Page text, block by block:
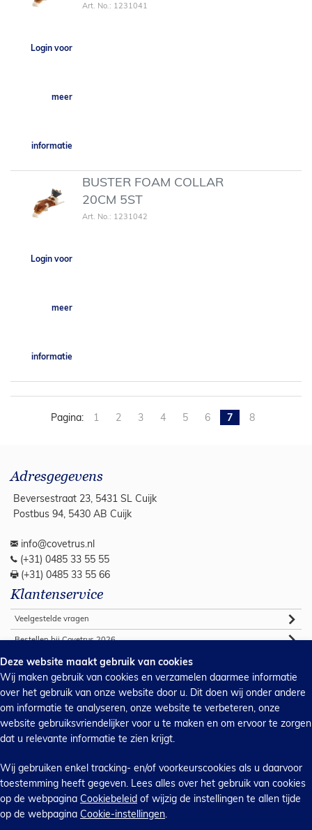
Art. No.: 1231041
Login voor
meer
informatie
BUSTER FOAM COLLAR
20CM 5ST
Art. No.: 1231042
Login voor
meer
informatie
Pagina: 1 2 3 4 5 6 7 8
Adresgegevens
Beversestraat 23, 5431 SL Cuijk
Postbus 94, 5430 AB Cuijk
info@covetrus.nl
(+31) 0485 33 55 55
(+31) 0485 33 55 66
Klantenservice
Veelgestelde vragen
Bestellen bij Covetrus 2026
Algemene verkoop voorwaarden
Commerciële voorwaarden 2026
Webshop support
Handleidingen
Privacy & cookies
Contact
Contact
Deze website maakt gebruik van cookies
Wij maken gebruik van cookies en verzamelen daarmee informatie
over het gebruik van onze website door u. Dit doen wij onder andere
om informatie te analyseren, onze website te verbeteren, onze
website gebruiksvriendelijker voor u te maken en om ervoor te zorgen
dat u relevante informatie te zien krijgt.
Wij gebruiken enkel tracking- en/of voorkeurscookies als u daarvoor
toestemming heeft gegeven. Lees alles over het gebruik van cookies
op de webpagina Cookiebeleid of wijzig de instellingen te allen tijde
op de webpagina Cookie-instellingen.